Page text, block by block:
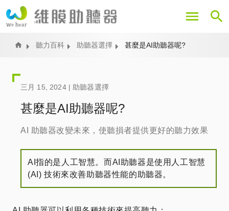
至
內
Home 聽力百科 助聽器選擇 甚麼是AI助聽器呢?
三月 15, 2024 | 助聽器選擇
甚麼是AI助聽器呢?
AI 助聽器改變未來，使聽損者提供更好的聽力效果
AI指的是人工智慧。而AI助聽器是使用人工智慧
(AI) 技術來改善助聽器性能的助聽器。